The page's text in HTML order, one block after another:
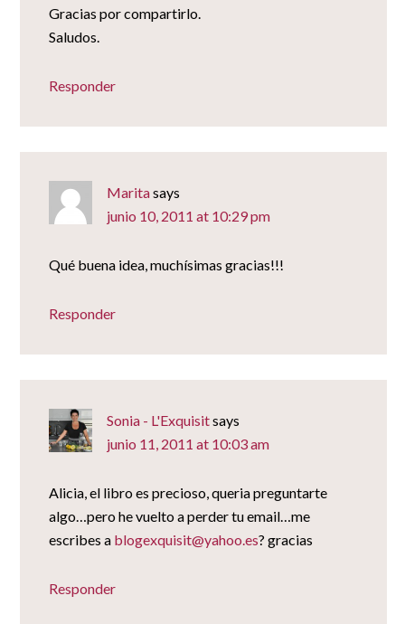
Gracias por compartirlo.
Saludos.
Responder
Maritasays
junio 10, 2011 at 10:29 pm
Qué buena idea, muchísimas gracias!!!
Responder
Sonia - L'Exquisitsays
junio 11, 2011 at 10:03 am
Alicia, el libro es precioso, queria preguntarte
algo…pero he vuelto a perder tu email…me
escribes a blogexquisit@yahoo.es? gracias
Responder